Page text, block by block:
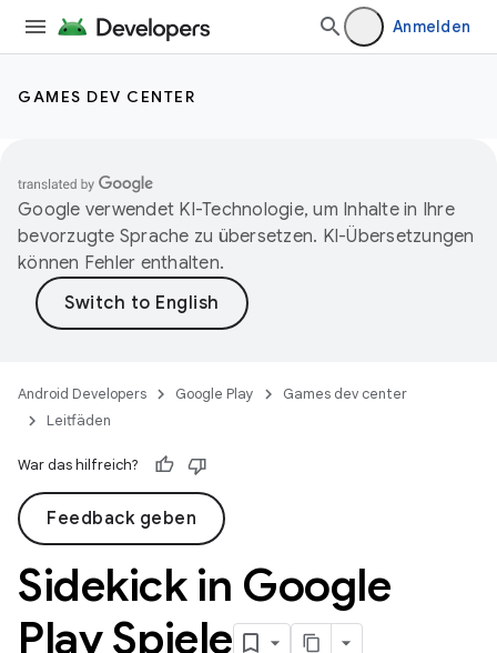
Anmelden
GAMES DEV CENTER
Google verwendet KI-Technologie, um Inhalte in Ihre
bevorzugte Sprache zu übersetzen. KI-Übersetzungen
können Fehler enthalten.
Android Developers Google Play
Games dev center
Leitfäden
War das hilfreich?
Feedback geben
Sidekick in Google
Play Spiele